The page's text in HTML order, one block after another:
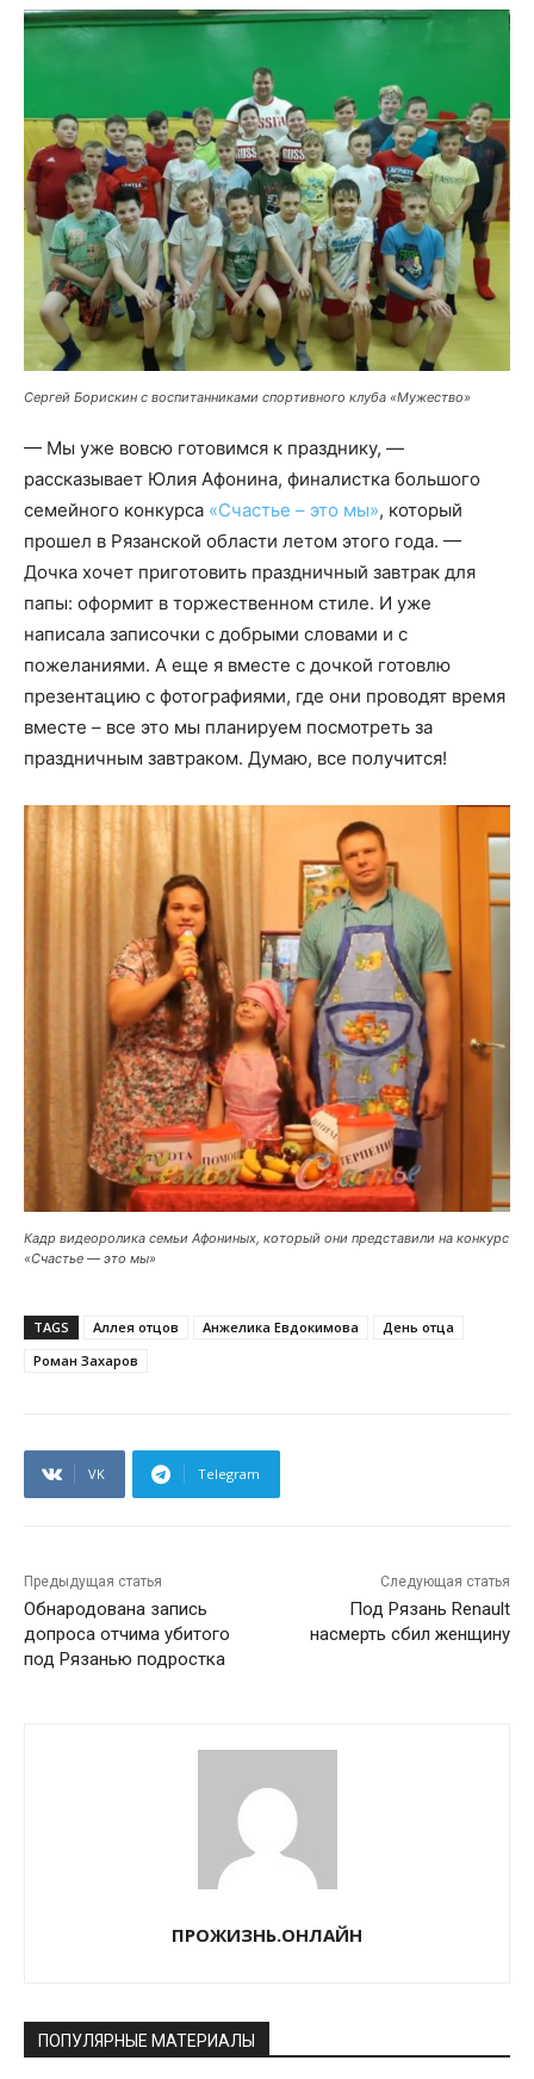
Сергей Борискин с воспитанниками спортивного клуба «Мужество»
— Мы уже вовсю готовимся к празднику, —
рассказывает Юлия Афонина, финалистка большого
семейного конкурса «Счастье – это мы», который
прошел в Рязанской области летом этого года. —
Дочка хочет приготовить праздничный завтрак для
папы: оформит в торжественном стиле. И уже
написала записочки с добрыми словами и с
пожеланиями. А еще я вместе с дочкой готовлю
презентацию с фотографиями, где они проводят время
вместе – все это мы планируем посмотреть за
праздничным завтраком. Думаю, все получится!
Кадр видеоролика семьи Афониных, который они представили на конкурс
«Счастье — это мы»
TAGS Аллея отцов Анжелика Евдокимова
День отца
Роман Захаров
VK Telegram
Предыдущая статья
Обнародована запись
допроса отчима убитого
под Рязанью подростка
Следующая статья
Под Рязань Renault
насмерть сбил женщину
ПРОЖИЗНЬ.ОНЛАЙН
ПОПУЛЯРНЫЕ МАТЕРИАЛЫ